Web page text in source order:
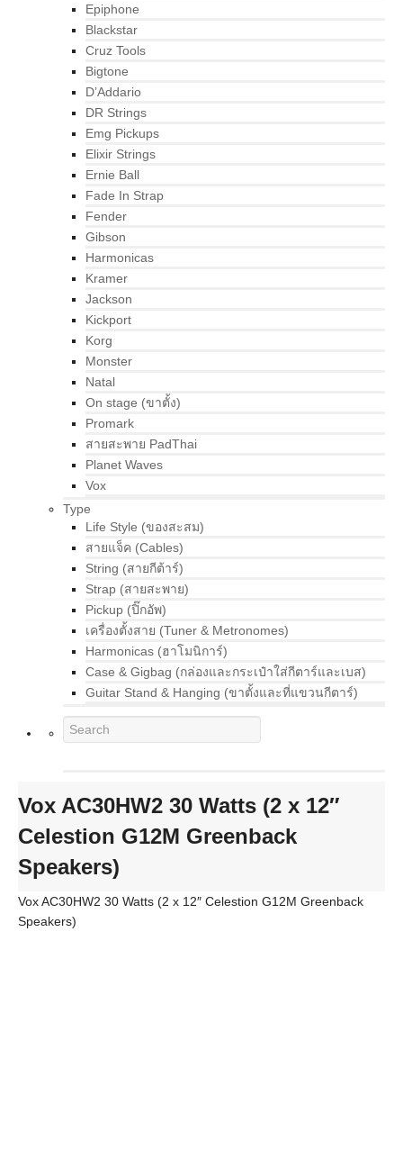
Epiphone
Blackstar
Cruz Tools
Bigtone
D’Addario
DR Strings
Emg Pickups
Elixir Strings
Ernie Ball
Fade In Strap
Fender
Gibson
Harmonicas
Kramer
Jackson
Kickport
Korg
Monster
Natal
On stage (ขาตั้ง)
Promark
สายสะพาย PadThai
Planet Waves
Vox
Type
Life Style (ของสะสม)
สายแจ็ค (Cables)
String (สายกีต้าร์)
Strap (สายสะพาย)
Pickup (ปิ๊กอัพ)
เครื่องตั้งสาย (Tuner & Metronomes)
Harmonicas (ฮาโมนิการ์)
Case & Gigbag (กล่องและกระเป๋าใส่กีตาร์และเบส)
Guitar Stand & Hanging (ขาตั้งและที่แขวนกีตาร์)
Vox AC30HW2 30 Watts (2 x 12″
Celestion G12M Greenback
Speakers)
Vox AC30HW2 30 Watts (2 x 12″ Celestion G12M Greenback
Speakers)